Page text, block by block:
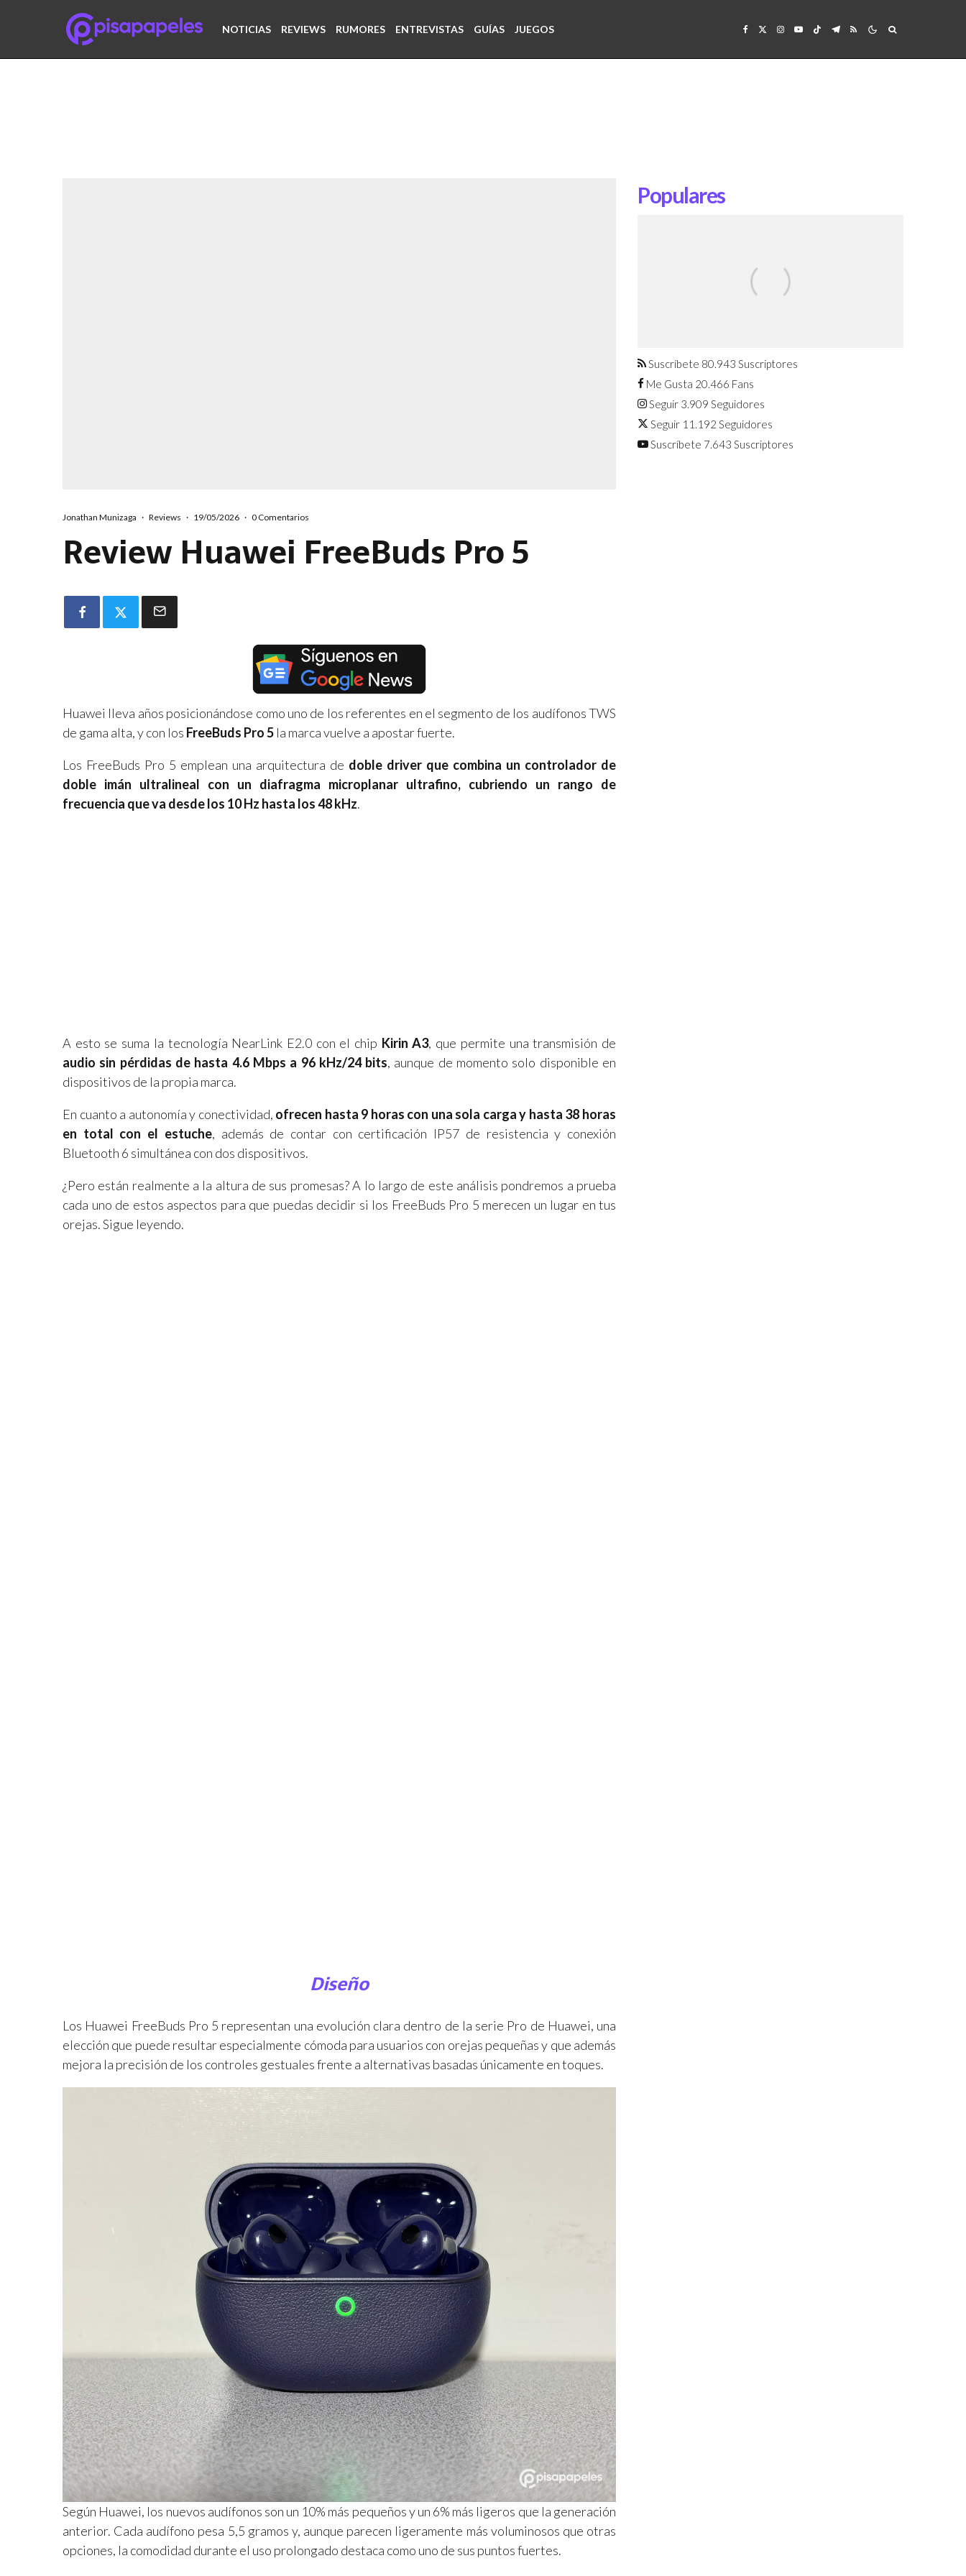
NOTICIAS REVIEWS RUMORES ENTREVISTAS GUÍAS JUEGOS
Jonathan Munizaga · Reviews · 19/05/2026 · 0 Comentarios
Review Huawei FreeBuds Pro 5
Huawei lleva años posicionándose como uno de los referentes en el segmento de los audífonos TWS
de gama alta, y con los FreeBuds Pro 5 la marca vuelve a apostar fuerte.
Los FreeBuds Pro 5 emplean una arquitectura de doble driver que combina un controlador de
doble imán ultralineal con un diafragma microplanar ultrafino, cubriendo un rango de
frecuencia que va desde los 10 Hz hasta los 48 kHz.
A esto se suma la tecnología NearLink E2.0 con el chip Kirin A3, que permite una transmisión de
audio sin pérdidas de hasta 4.6 Mbps a 96 kHz/24 bits, aunque de momento solo disponible en
dispositivos de la propia marca.
En cuanto a autonomía y conectividad, ofrecen hasta 9 horas con una sola carga y hasta 38 horas
en total con el estuche, además de contar con certificación IP57 de resistencia y conexión
Bluetooth 6 simultánea con dos dispositivos.
¿Pero están realmente a la altura de sus promesas? A lo largo de este análisis pondremos a prueba
cada uno de estos aspectos para que puedas decidir si los FreeBuds Pro 5 merecen un lugar en tus
orejas. Sigue leyendo.
Diseño
Los Huawei FreeBuds Pro 5 representan una evolución clara dentro de la serie Pro de Huawei, una
elección que puede resultar especialmente cómoda para usuarios con orejas pequeñas y que además
mejora la precisión de los controles gestuales frente a alternativas basadas únicamente en toques.
Según Huawei, los nuevos audífonos son un 10% más pequeños y un 6% más ligeros que la generación
anterior. Cada audífono pesa 5,5 gramos y, aunque parecen ligeramente más voluminosos que otras
opciones, la comodidad durante el uso prolongado destaca como uno de sus puntos fuertes.
Populares
agosto
Suscríbete 80.943 Suscriptores
Me Gusta 20.466 Fans
Seguir 3.909 Seguidores
Seguir 11.192 Seguidores
Suscríbete 7.643 Suscriptores